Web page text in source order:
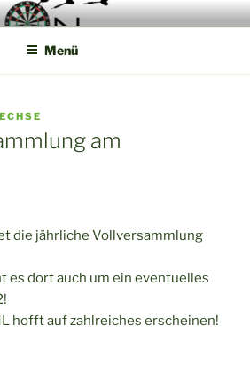
Steel Dart Liga
Menü
ECHSE
am
die jährliche Vollversammlung
es dort auch um ein eventuelles
hofft auf zahlreiches erscheinen!